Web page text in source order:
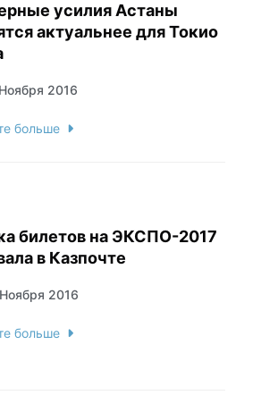
усилия Астаны
актуальнее для Токио
2016
больше
билетов на ЭКСПО-2017
в Казпочте
2016
больше